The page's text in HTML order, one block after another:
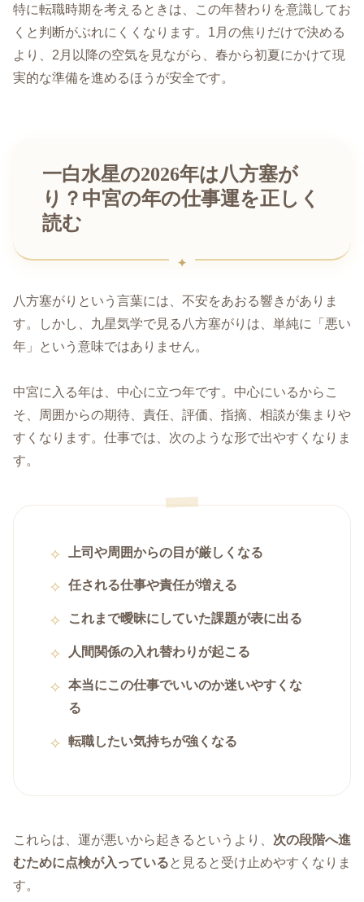
特に転職時期を考えるときは、この年替わりを意識してお
くと判断がぶれにくくなります。1月の焦りだけで決める
より、2月以降の空気を見ながら、春から初夏にかけて現
実的な準備を進めるほうが安全です。
一白水星の2026年は八方塞が
り？中宮の年の仕事運を正しく
読む
八方塞がりという言葉には、不安をあおる響きがありま
す。しかし、九星気学で見る八方塞がりは、単純に「悪い
年」という意味ではありません。
中宮に入る年は、中心に立つ年です。中心にいるからこ
そ、周囲からの期待、責任、評価、指摘、相談が集まりや
すくなります。仕事では、次のような形で出やすくなりま
す。
上司や周囲からの目が厳しくなる
任される仕事や責任が増える
これまで曖昧にしていた課題が表に出る
人間関係の入れ替わりが起こる
本当にこの仕事でいいのか迷いやすくな
る
転職したい気持ちが強くなる
これらは、運が悪いから起きるというより、 次の段階へ進
むために点検が入っていると見ると受け止めやすくなりま
す。